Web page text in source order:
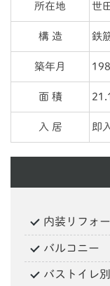
所在地 世
構 造 鉄
築年月
面 積
入 居 即
内装リフォ
バルコニー
バストイレ別